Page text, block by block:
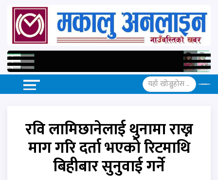
रवि लामिछानेलाई थुनामा राख्न
माग गरि दर्ता भएको रिटमाथि
बिहीबार सुनुवाई गर्ने